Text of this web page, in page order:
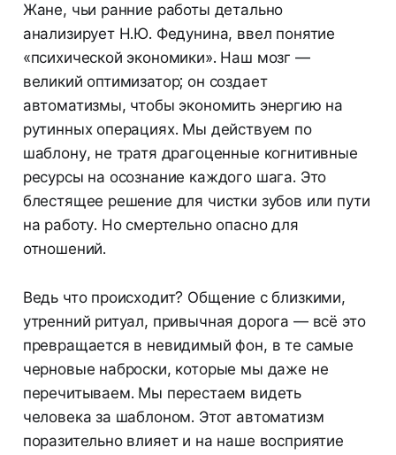
Жане, чьи ранние работы детально
анализирует Н.Ю. Федунина, ввел понятие
«психической экономики». Наш мозг —
великий оптимизатор; он создает
автоматизмы, чтобы экономить энергию на
рутинных операциях. Мы действуем по
шаблону, не тратя драгоценные когнитивные
ресурсы на осознание каждого шага. Это
блестящее решение для чистки зубов или пути
на работу. Но смертельно опасно для
отношений.
Ведь что происходит? Общение с близкими,
утренний ритуал, привычная дорога — всё это
превращается в невидимый фон, в те самые
черновые наброски, которые мы даже не
перечитываем. Мы перестаем видеть
человека за шаблоном. Этот автоматизм
поразительно влияет и на наше восприятие